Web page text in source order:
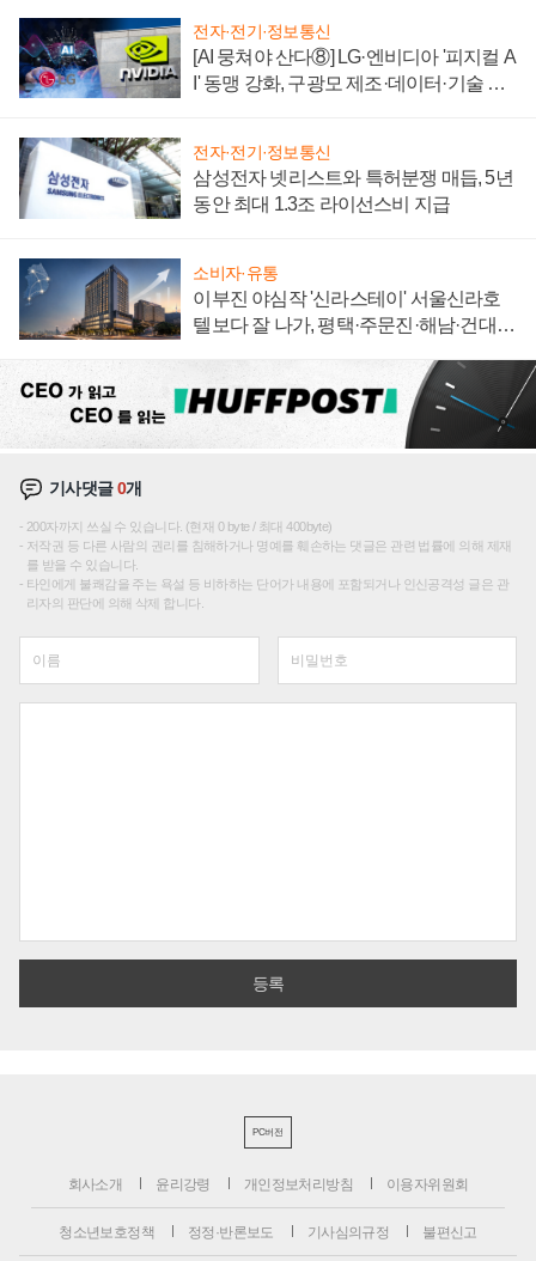
전자·전기·정보통신
[AI 뭉쳐야 산다⑧] LG·엔비디아 '피지컬 A
I' 동맹 강화, 구광모 제조·데이터·기술 결
전자·전기·정보통신
삼성전자 넷리스트와 특허분쟁 매듭, 5년
동안 최대 1.3조 라이선스비 지급
소비자·유통
이부진 야심작 '신라스테이' 서울신라호
텔보다 잘 나가, 평택·주문진·해남·건대로
기사댓글0개
200자까지 쓰실 수 있습니다. (현재 0 byte / 최대 400byte)
저작권 등 다른 사람의 권리를 침해하거나 명예를 훼손하는 댓글은 관련 법률에 의해 제재
를 받을 수 있습니다.
타인에게 불쾌감을 주는 욕설 등 비하하는 단어가 내용에 포함되거나 인신공격성 글은 관
리자의 판단에 의해 삭제 합니다.
PC버전
회사소개 윤리강령 개인정보처리방침 이용자위원회
청소년보호정책 정정·반론보도 기사심의규정 불편신고